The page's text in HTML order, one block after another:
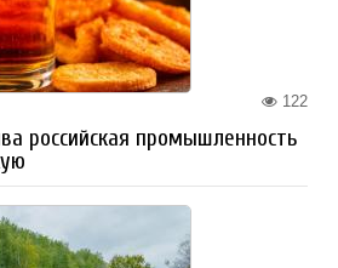
122
российская промышленность